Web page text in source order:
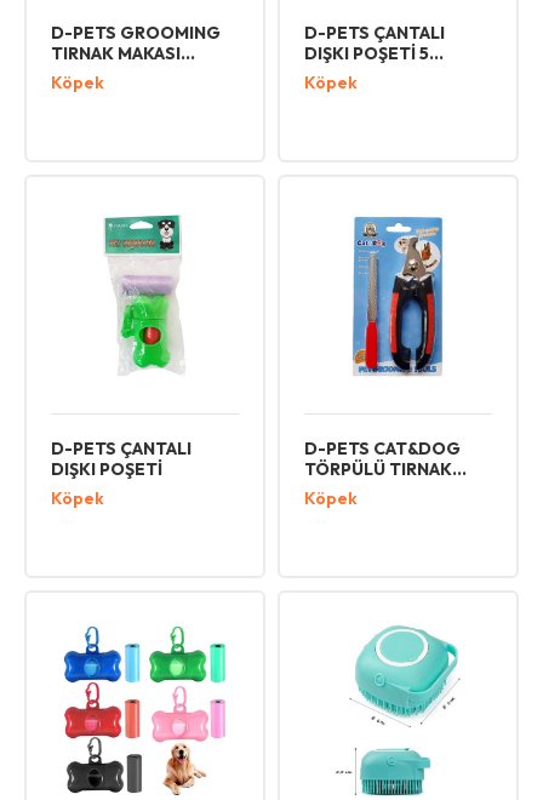
D-PETS GROOMING
TIRNAK MAKASI
KÜÇÜK
Köpek
D-PETS ÇANTALI
DIŞKI POŞETİ 5
YEDEKLİ
Köpek
D-PETS ÇANTALI
DIŞKI POŞETİ
Köpek
D-PETS CAT&DOG
TÖRPÜLÜ TIRNAK
MAKASI SETİ BÜYÜK
Köpek